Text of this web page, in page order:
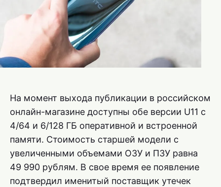
На момент выхода публикации в российском
онлайн-магазине доступны обе версии U11 с
4/64 и 6/128 ГБ оперативной и встроенной
памяти. Стоимость старшей модели с
увеличенными объемами ОЗУ и ПЗУ равна
49 990 рублям. В свое время ее появление
подтвердил именитый поставщик утечек